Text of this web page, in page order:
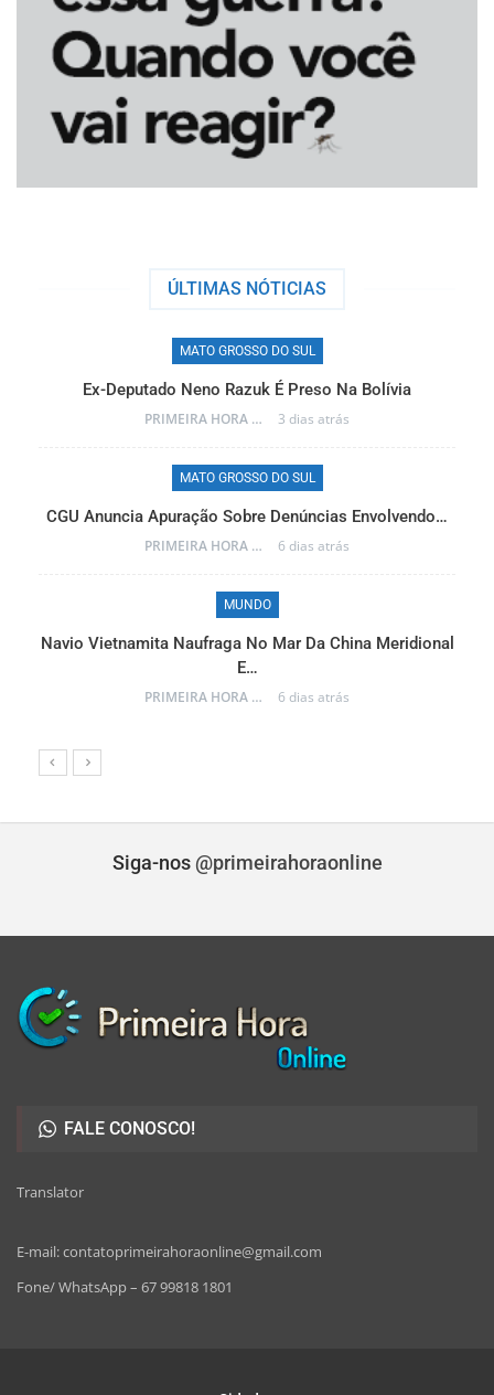
ÚLTIMAS NÓTICIAS
MATO GROSSO DO SUL
Ex-Deputado Neno Razuk É Preso Na Bolívia
PRIMEIRA HORA ONLINE 3 dias atrás
MATO GROSSO DO SUL
CGU Anuncia Apuração Sobre Denúncias Envolvendo…
PRIMEIRA HORA ONLINE 6 dias atrás
MUNDO
Navio Vietnamita Naufraga No Mar Da China Meridional
E…
PRIMEIRA HORA ONLINE 6 dias atrás
Siga-nos @primeirahoraonline
FALE CONOSCO!
Translator
E-mail: contatoprimeirahoraonline@gmail.com
Fone/ WhatsApp – 67 99818 1801